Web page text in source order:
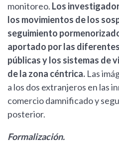
monitoreo. Los
los movimientos de los
seguimiento
aportado por las
públicas y los sistemas de
de la zona céntrica. Las
a los dos extranjeros en las
comercio damnificado y
posterior.
Formalización.